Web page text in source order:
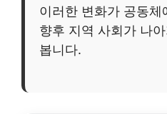
이러한 변화가 공동
향후 지역 사회가 나
봅니다.